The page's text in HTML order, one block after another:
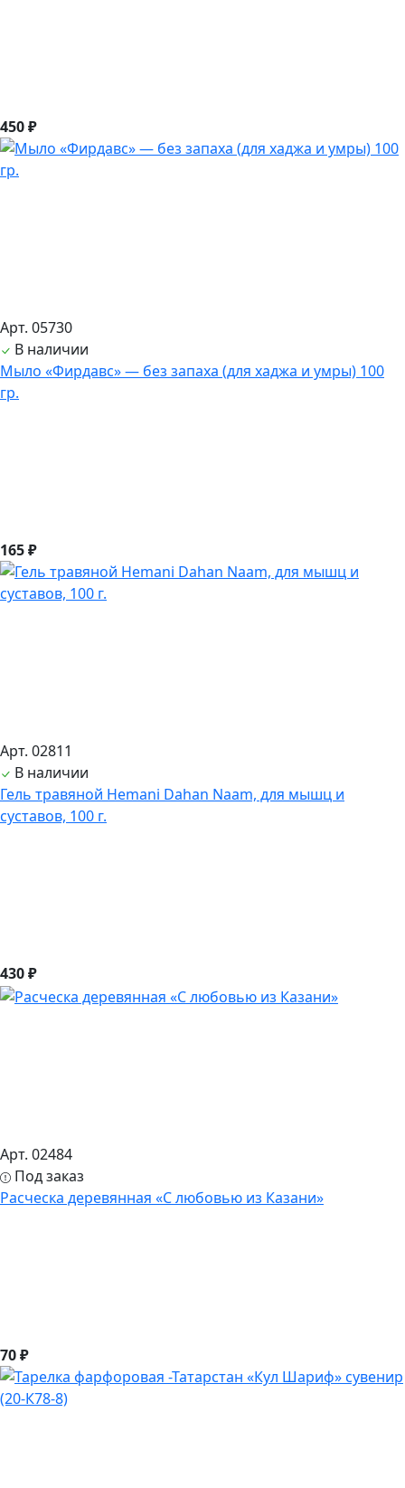
450 ₽
Арт. 05730
В наличии
Мыло «Фирдавс» — без запаха (для хаджа и умры) 100
гр.
165 ₽
Арт. 02811
В наличии
Гель травяной Hemani Dahan Naam, для мышц и
суставов, 100 г.
430 ₽
Арт. 02484
Под заказ
Расческа деревянная «С любовью из Казани»
70 ₽